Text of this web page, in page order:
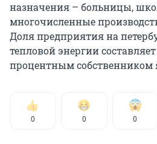
назначения – больницы,
многочисленные
Доля предприятия на
тепловой энергии составляет
процентным собственником
0 0 0